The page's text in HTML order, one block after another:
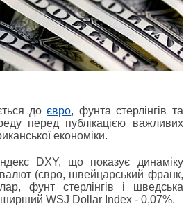
доєвро, фунта стерлінгів та
перед публікацією важливих
економіки.
DXY, що показує динаміку
(євро, швейцарський франк,
фунт стерлінгів і шведська
WSJ Dollar Index - 0,07%.